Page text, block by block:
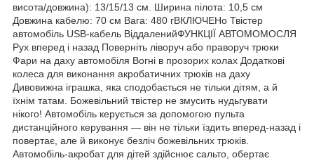
висота/довжина): 13/15/13 см. Ширина пілота: 10,5 см
Довжина кабелю: 70 см Вага: 480 гВКЛЮЧЕНо Твістер
автомобіль USB-кабель ВіддаленийФУНКЦІЇ АВТОМОМОСЛЯ
Рух вперед і назад Поверніть ліворуч або праворуч трюки
Фари на даху автомобіля Вогні в прозорих колах Додаткові
колеса для виконання акробатичних трюків на даху
Дивовижна іграшка, яка сподобається не тільки дітям, а й
їхнім татам. Божевільний твістер не змусить нудьгувати
нікого! Автомобіль керується за допомогою пульта
дистанційного керування — він не тільки їздить вперед-назад і
повертає, але й виконує безліч божевільних трюків.
Автомобіль-акробат для дітей здійснює сальто, обертає